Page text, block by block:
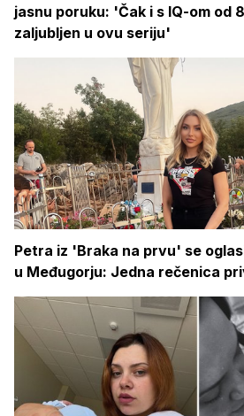
jasnu poruku: 'Čak i s IQ-om od
zaljubljen u ovu seriju'
Petra iz 'Braka na prvu' se
u Međugorju: Jedna rečenica